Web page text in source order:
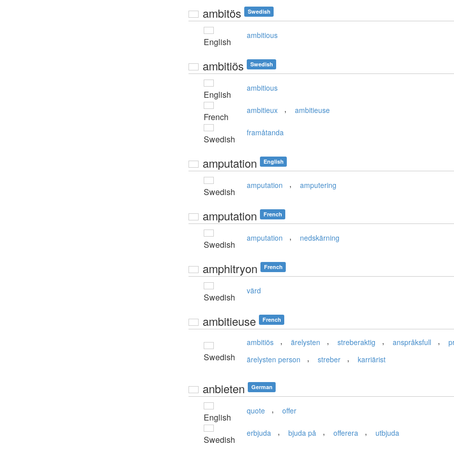
ambitös Swedish
English
ambitious
ambitiös Swedish
English
ambitious
French
ambitieux , ambitieuse
Swedish
framåtanda
amputation English
Swedish
amputation , amputering
amputation French
Swedish
amputation , nedskärning
amphitryon French
Swedish
värd
ambitieuse French
Swedish
ambitiös , ärelysten , streberaktig , anspråksfull ,
ärelysten person , streber , karriärist
anbieten German
English
quote , offer
Swedish
erbjuda , bjuda på , offerera , utbjuda